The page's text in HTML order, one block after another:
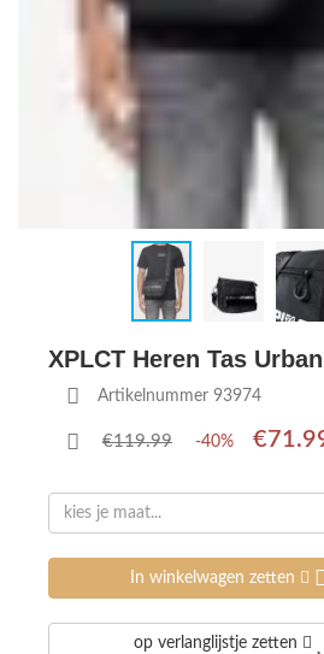
XPLCT Heren Tas
Artikelnummer 93974
€119.99 -40%
kies je maat...
In winkelwagen zetten
op verlanglijstje zetten